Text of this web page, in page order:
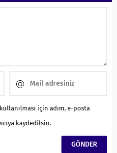
için adım, e-posta
kaydedilsin.